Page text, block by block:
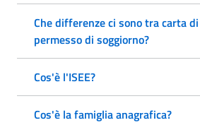
Che differenze ci sono tra carta
permesso di soggiorno?
Cos'è l'ISEE?
Cos'è la famiglia anagrafica?